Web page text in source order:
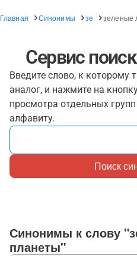
Главная Синонимы зе зеленые
Сервис
Введите слово, к которому
аналог, и нажмите на
просмотра отдельных
алфавиту.
Поиск
Синонимы к слову
планеты"